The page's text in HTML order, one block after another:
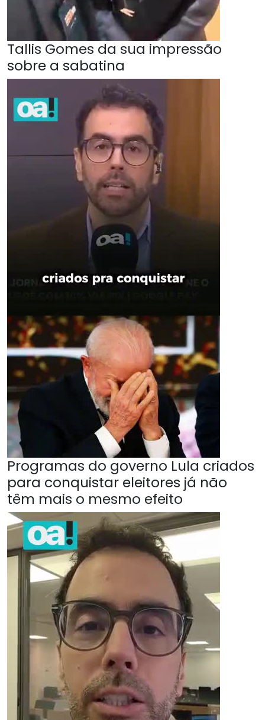
Tallis Gomes da sua impressão
sobre a sabatina
Programas do governo Lula criados
para conquistar eleitores já não
têm mais o mesmo efeito